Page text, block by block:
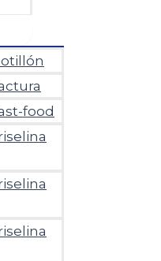
food